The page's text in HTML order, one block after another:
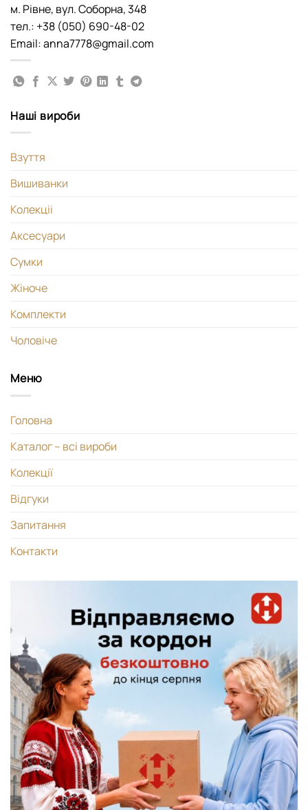
м. Рівне, вул. Соборна, 348
тел.: +38 (050) 690-48-02
Email: anna7778@gmail.com
Наші вироби
Взуття
Вишиванки
Колекціі
Аксесуари
Сумки
Жіноче
Комплекти
Чоловіче
Меню
Головна
Каталог – всі вироби
Колекції
Відгуки
Запитання
Контакти